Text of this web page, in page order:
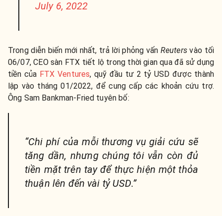
July 6, 2022
Trong diễn biến mới nhất, trả lời phỏng vấn Reutersvào tối
06/07, CEO sàn FTX tiết lộ trong thời gian qua đã sử dụng
tiền của FTX Ventures, quỹ đầu tư 2 tỷ USD được thành
lập vào tháng 01/2022, để cung cấp các khoản cứu trợ.
Ông Sam Bankman-Fried tuyên bố:
“Chi phí của mỗi thương vụ giải cứu sẽ
tăng dần, nhưng chúng tôi vẫn còn đủ
tiền mặt trên tay để thực hiện một thỏa
thuận lên đến vài tỷ USD.”